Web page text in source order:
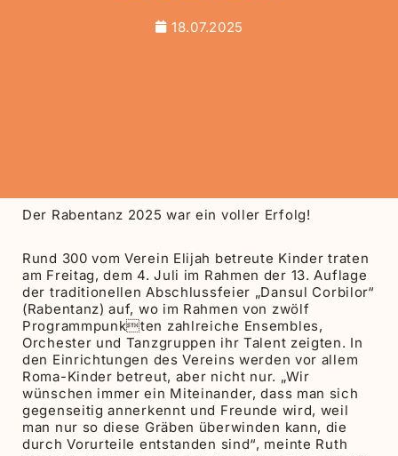
18.07.2025
Der Rabentanz 2025 war ein voller Erfolg!
Rund 300 vom Verein Elijah betreute Kinder traten
am Freitag, dem 4. Juli im Rahmen der 13. Auflage
der traditionellen Abschlussfeier „Dansul Corbilor“
(Rabentanz) auf, wo im Rahmen von zwölf
Programmpunkten zahlreiche Ensembles,
Orchester und Tanzgruppen ihr Talent zeigten. In
den Einrichtungen des Vereins werden vor allem
Roma-Kinder betreut, aber nicht nur. „Wir
wünschen immer ein Miteinander, dass man sich
gegenseitig annerkennt und Freunde wird, weil
man nur so diese Gräben überwinden kann, die
durch Vorurteile entstanden sind“, meinte Ruth